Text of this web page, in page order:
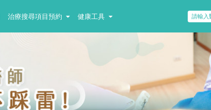
治療搜尋項目預約 健康工具